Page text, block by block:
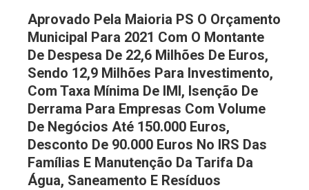
Aprovado Pela Maioria PS O Orçamento
Municipal Para 2021 Com O Montante
De Despesa De 22,6 Milhões De Euros,
Sendo 12,9 Milhões Para Investimento,
Com Taxa Mínima De IMI, Isenção De
Derrama Para Empresas Com Volume
De Negócios Até 150.000 Euros,
Desconto De 90.000 Euros No IRS Das
Famílias E Manutenção Da Tarifa Da
Água, Saneamento E Resíduos